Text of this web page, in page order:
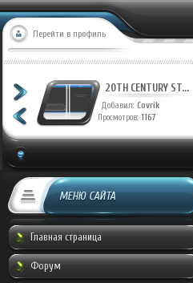
Перейти в профиль
20TH CENTURY ST...
Добавил: Covrik
Просмотров: 1167
МЕНЮ САЙТА
Главная страница
Форум